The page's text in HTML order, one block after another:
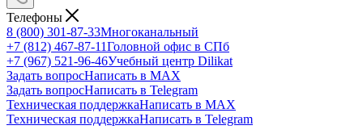
Телефоны
8 (800) 301-87-33Многоканальный
+7 (812) 467-87-11Головной офис в СПб
+7 (967) 521-96-46Учебный центр Dilikat
Задать вопросНаписать в MAX
Задать вопросНаписать в Telegram
Техническая поддержкаНаписать в MAX
Техническая поддержкаНаписать в Telegram